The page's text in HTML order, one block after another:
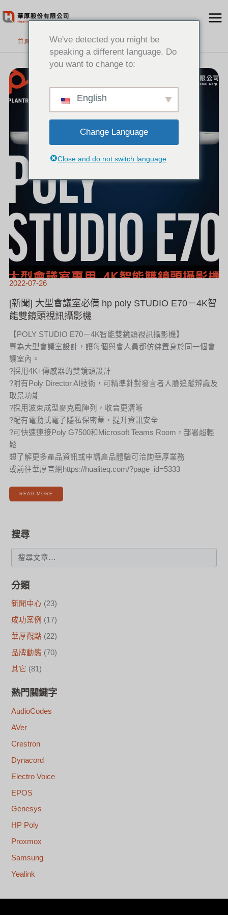
至
首頁
2022-07-26
[新聞] 大型會議室必備 hp poly STUDIO E70－4K智
能雙鏡頭視訊攝影機
【POLY STUDIO E70－4K智能雙鏡頭視訊攝影機】
專為大型會議室設計，讓每個與會人員都仿佛置身於同一個會
議室內。
?採用4K+傳感器的雙鏡頭設計
?附有Poly Director AI技術，可精準針對發言者人臉追蹤辨識及
取景功能
?採用波束成型麥克風陣列，收音更清晰
?配有電動式電子隱私保密蓋，提升資訊安全
?可快速連接Poly G7500和Microsoft Teams Room，部署超輕
鬆
想了解更多產品資訊或申請產品體驗可洽詢華厚業務
或前往華厚官網https://hualiteq.com/?page_id=5333
聞]
大
型
會
議
備
智
雙
視
攝
影
機
READ MORE
搜尋
分類
新聞中心 (23)
成功案例 (17)
華厚觀點 (22)
品牌動態 (70)
其它 (81)
熱門關鍵字
AudioCodes
AVer
Crestron
Dynacord
Electro Voice
EPOS
Genesys
HP Poly
Proxmox
Samsung
Yealink
We've detected you might be
speaking a different language. Do
you want to change to:
English
Change Language
Close and do not switch language